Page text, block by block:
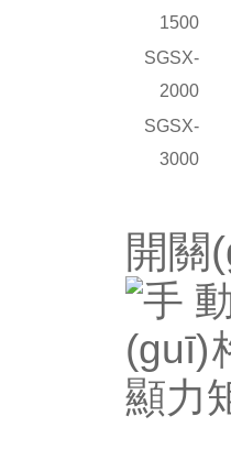
1500
SGSX-
2000
SGSX-
3000
開關